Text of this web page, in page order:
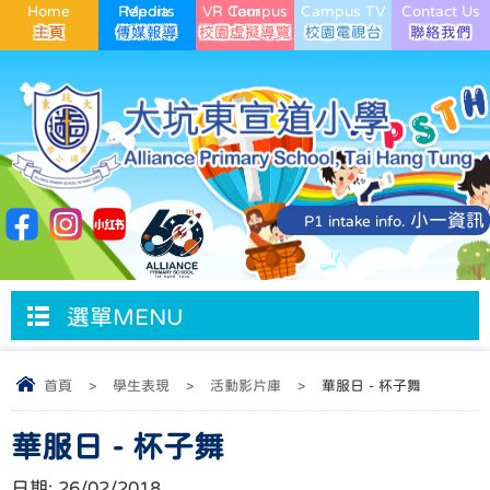
Home Media Reports VR Campus Tour Campus TV Contact Us
P1 intake info. 小一資訊
選單MENU
首頁 > 學生表現 > 活動影片庫 > 華服日 - 杯子舞
華服日 - 杯子舞